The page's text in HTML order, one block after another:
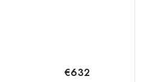
€632